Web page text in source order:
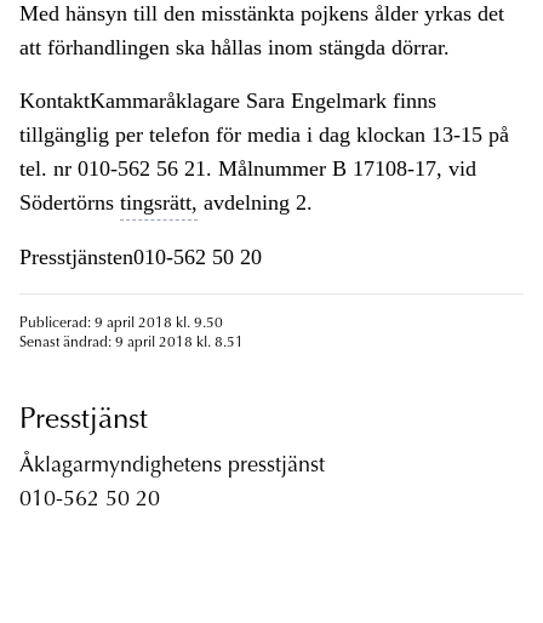
Med hänsyn till den misstänkta pojkens ålder yrkas det
att förhandlingen ska hållas inom stängda dörrar.
KontaktKammaråklagare Sara Engelmark finns
tillgänglig per telefon för media i dag klockan 13-15 på
tel. nr 010-562 56 21. Målnummer B 17108-17, vid
Södertörns tingsrätt, avdelning 2.
Presstjänsten010-562 50 20
Publicerad: 9 april 2018 kl. 9.50
Senast ändrad: 9 april 2018 kl. 8.51
Presstjänst
Åklagarmyndighetens presstjänst
010-562 50 20